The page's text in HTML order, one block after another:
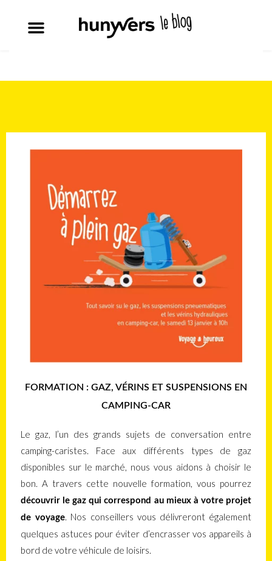
FORMATION : GAZ, VÉRINS ET SUSPENSIONS EN
CAMPING-CAR
Le gaz, l’un des grands sujets de conversation entre
camping-caristes. Face aux différents types de gaz
disponibles sur le marché, nous vous aidons à choisir le
bon. A travers cette nouvelle formation, vous pourrez
découvrir le gaz qui correspond au mieux à votre projet
de voyage. Nos conseillers vous délivreront également
quelques astuces pour éviter d’encrasser vos appareils à
bord de votre véhicule de loisirs.